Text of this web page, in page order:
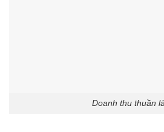
Doanh thu thuần